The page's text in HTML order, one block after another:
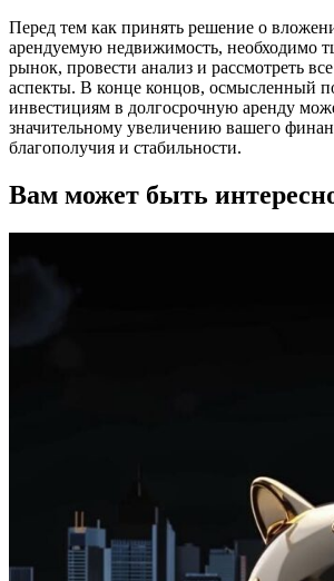
Перед тем как принять решение о
арендуемую недвижимость, необходимо
рынок, провести анализ и рассмотреть
аспекты. В конце концов, осмысленный
инвестициям в долгосрочную аренду
значительному увеличению вашего
благополучия и стабильности.
Вам может быть